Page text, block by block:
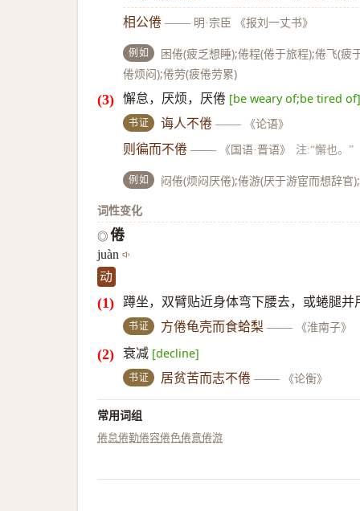
相公倦 —— 明·宗臣 《报刘一丈书》
例如
困倦(疲乏想睡);倦程(倦于旅程);倦飞(
倦烦闷);倦劳(疲倦劳累)
懈怠，厌烦，厌倦 [be weary of;be tired of]
书证 诲人不倦 —— 《论语》
则徧而不倦 —— 《国语·晋语》 注:“懈也。”
例如
闷倦(烦闷厌倦);倦游(厌于游宦而想辞
词性变化
◎ 倦
juàn
动
蹲坐，双臂贴近身体弯下腰去，或蜷腿并
书证 方倦龟壳而食蛤梨 —— 《淮南子》
衰减 [decline]
书证 居贫苦而志不倦 —— 《论衡》
常用词组
倦怠倦勤倦容倦色倦意倦游